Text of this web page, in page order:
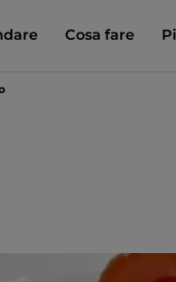
Cosa fare